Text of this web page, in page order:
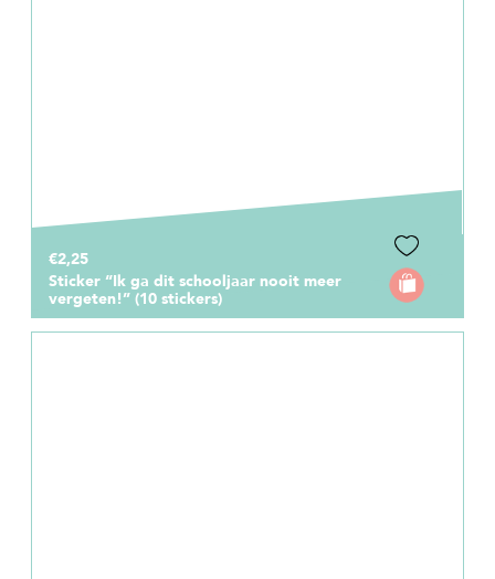
€2,25
Sticker “Ik ga dit schooljaar nooit meer
vergeten!” (10 stickers)